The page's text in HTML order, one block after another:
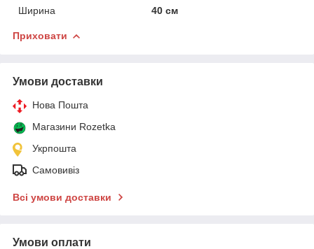
Ширина
40 см
Приховати
Умови доставки
Нова Пошта
Магазини Rozetka
Укрпошта
Самовивіз
Всі умови доставки
Умови оплати